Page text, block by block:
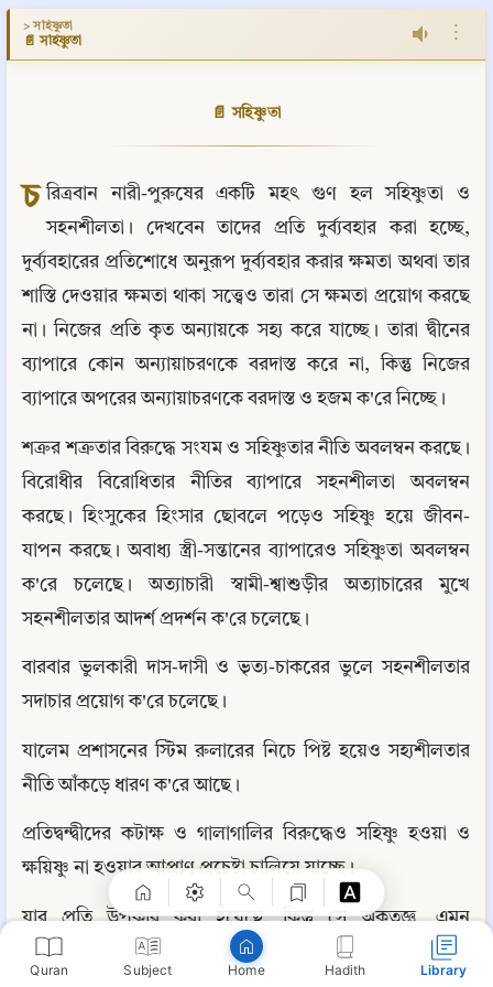
Quran Subject Home Hadith Library
> সহিষ্ণুতা
📄 সহিষ্ণুতা ⋮
📄 সহিষ্ণুতা
চ রিত্রবান নারী-পুরুষের একটি মহৎ গুণ হল সহিষ্ণুতা ও
সহনশীলতা। দেখবেন তাদের প্রতি দুর্ব্যবহার করা হচ্ছে,
দুর্ব্যবহারের প্রতিশোধে অনুরূপ দুর্ব্যবহার করার ক্ষমতা অথবা তার
শাস্তি দেওয়ার ক্ষমতা থাকা সত্ত্বেও তারা সে ক্ষমতা প্রয়োগ করছে
না। নিজের প্রতি কৃত অন্যায়কে সহ্য করে যাচ্ছে। তারা দ্বীনের
ব্যাপারে কোন অন্যায়াচরণকে বরদাস্ত করে না, কিন্তু নিজের
ব্যাপারে অপরের অন্যায়াচরণকে বরদাস্ত ও হজম ক'রে নিচ্ছে।
শত্রুর শত্রুতার বিরুদ্ধে সংযম ও সহিষ্ণুতার নীতি অবলম্বন করছে।
বিরোধীর বিরোধিতার নীতির ব্যাপারে সহনশীলতা অবলম্বন
করছে। হিংসুকের হিংসার ছোবলে পড়েও সহিষ্ণু হয়ে জীবন-
যাপন করছে। অবাধ্য স্ত্রী-সন্তানের ব্যাপারেও সহিষ্ণুতা অবলম্বন
ক'রে চলেছে। অত্যাচারী স্বামী-শ্বাশুড়ীর অত্যাচারের মুখে
সহনশীলতার আদর্শ প্রদর্শন ক'রে চলেছে।
বারবার ভুলকারী দাস-দাসী ও ভৃত্য-চাকরের ভুলে সহনশীলতার
সদাচার প্রয়োগ ক'রে চলেছে।
যালেম প্রশাসনের স্টিম রুলারের নিচে পিষ্ট হয়েও সহ্যশীলতার
নীতি আঁকড়ে ধারণ ক'রে আছে।
প্রতিদ্বন্দ্বীদের কটাক্ষ ও গালাগালির বিরুদ্ধেও সহিষ্ণু হওয়া ও
ক্ষয়িষ্ণু না হওয়ার আপ্রাণ প্রচেষ্টা চালিয়ে যাচ্ছে।
যার প্রতি উপকার করা হয়েছে, কিন্তু সে অকৃতজ্ঞ, এমন
নেমকহারামের বিরুদ্ধে সহিষ্ণুতার নীতি অবলম্বন ক'রে সংসার
Copy